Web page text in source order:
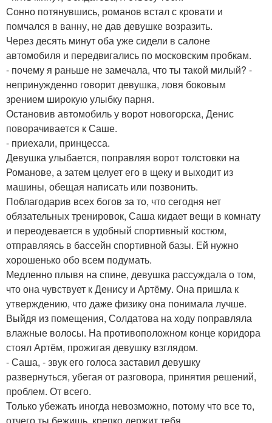
Сонно потянувшись, романов встал с кровати и
помчался в ванну, не дав девушке возразить.
Через десять минут оба уже сидели в салоне
автомобиля и передвигались по московским пробкам.
- почему я раньше не замечала, что ты такой милый? -
непринужденно говорит девушка, ловя боковым
зрением широкую улыбку парня.
Остановив автомобиль у ворот новогорска, Денис
поворачивается к Саше.
- приехали, принцесса.
Девушка улыбается, поправляя ворот толстовки на
Романове, а затем целует его в щеку и выходит из
машины, обещая написать или позвонить.
Поблагодарив всех богов за то, что сегодня нет
обязательных тренировок, Саша кидает вещи в комнату
и переодевается в удобный спортивный костюм,
отправляясь в бассейн спортивной базы. Ей нужно
хорошенько обо всем подумать.
Медленно плывя на спине, девушка рассуждала о том,
что она чувствует к Денису и Артёму. Она пришла к
утверждению, что даже физику она понимала лучше.
Выйдя из помещения, Солдатова на ходу поправляла
влажные волосы. На противоположном конце коридора
стоял Артём, прожигая девушку взглядом.
- Саша, - звук его голоса заставил девушку
развернуться, убегая от разговора, принятия решений,
проблем. От всего.
Только убежать иногда невозможно, потому что все то,